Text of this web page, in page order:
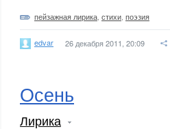
пейзажная лирика стихи поэзия
edvar 26 декабря 2011, 20:09
Осень
Лирика